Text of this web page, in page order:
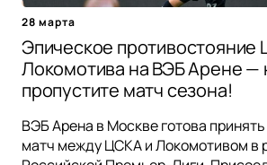
28 марта
Эпическое противостояние
Локомотива на ВЭБ Арене —
пропустите матч сезона!
ВЭБ Арена в Москве готова
матч между ЦСКА и Локомотивом в